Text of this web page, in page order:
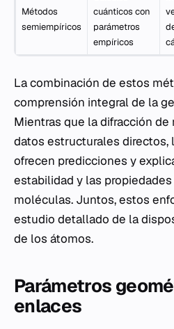
Métodos
semiempíricos
cuánticos con
parámetros
empíricos
La combinación de estos
comprensión integral de la
Mientras que la difracción de
datos estructurales
ofrecen predicciones y
estabilidad y las
moléculas. Juntos, estos
estudio detallado de la
de los átomos.
Parámetros
enlaces